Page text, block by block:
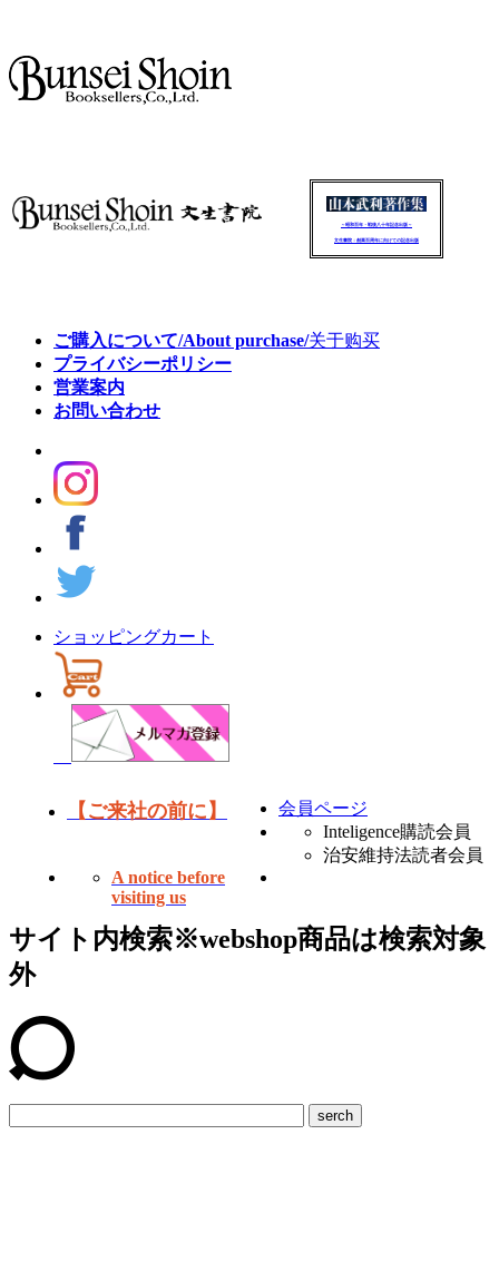
～昭和百年・戦後八十年記念出版～
文生書院：創業百周年に向けての記念出版
ご購入について/About purchase/关于购买
プライバシーポリシー
営業案内
お問い合わせ
ショッピングカート
【ご来社の前に】
会員ページ
Inteligence購読会員
治安維持法読者会員
A notice before
visiting us
サイト内検索※webshop商品は検索対象
外
serch